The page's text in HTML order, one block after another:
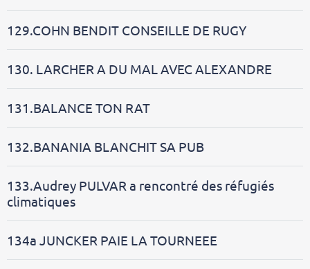
129.COHN BENDIT CONSEILLE DE RUGY
130. LARCHER A DU MAL AVEC ALEXANDRE
131.BALANCE TON RAT
132.BANANIA BLANCHIT SA PUB
133.Audrey PULVAR a rencontré des réfugiés
climatiques
134a JUNCKER PAIE LA TOURNEEE